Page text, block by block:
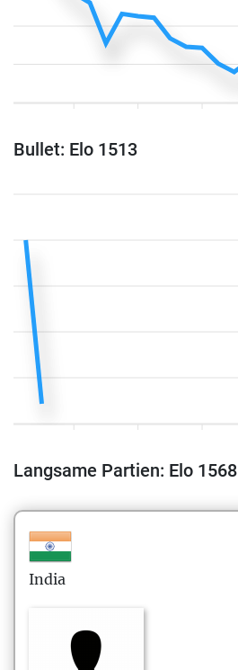
Bullet: Elo 1513
Langsame Partien: Elo 1568
India